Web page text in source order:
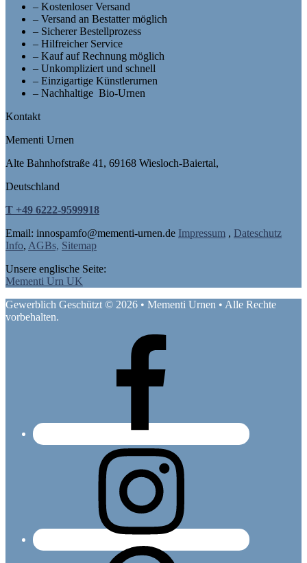
– Kostenloser Versand
– Versand an Bestatter möglich
– Sicherer Bestellprozess
– Hilfreicher Service
– Kauf auf Rechnung möglich
– Unkompliziert und schnell
– Einzigartige Künstlerurnen
– Nachhaltige Bio-Urnen
Kontakt
Mementi Urnen
Alte Bahnhofstraße 41, 69168 Wiesloch-Baiertal,
Deutschland
T +49 6222-9599918
Email: innospamfo@mementi-urnen.de Impressum , Dateschutz
Info, AGBs, Sitemap
Unsere englische Seite:
Mementi Urn UK
Gewerblich Geschützt © 2026 • Mementi Urnen • Alle Rechte
vorbehalten.